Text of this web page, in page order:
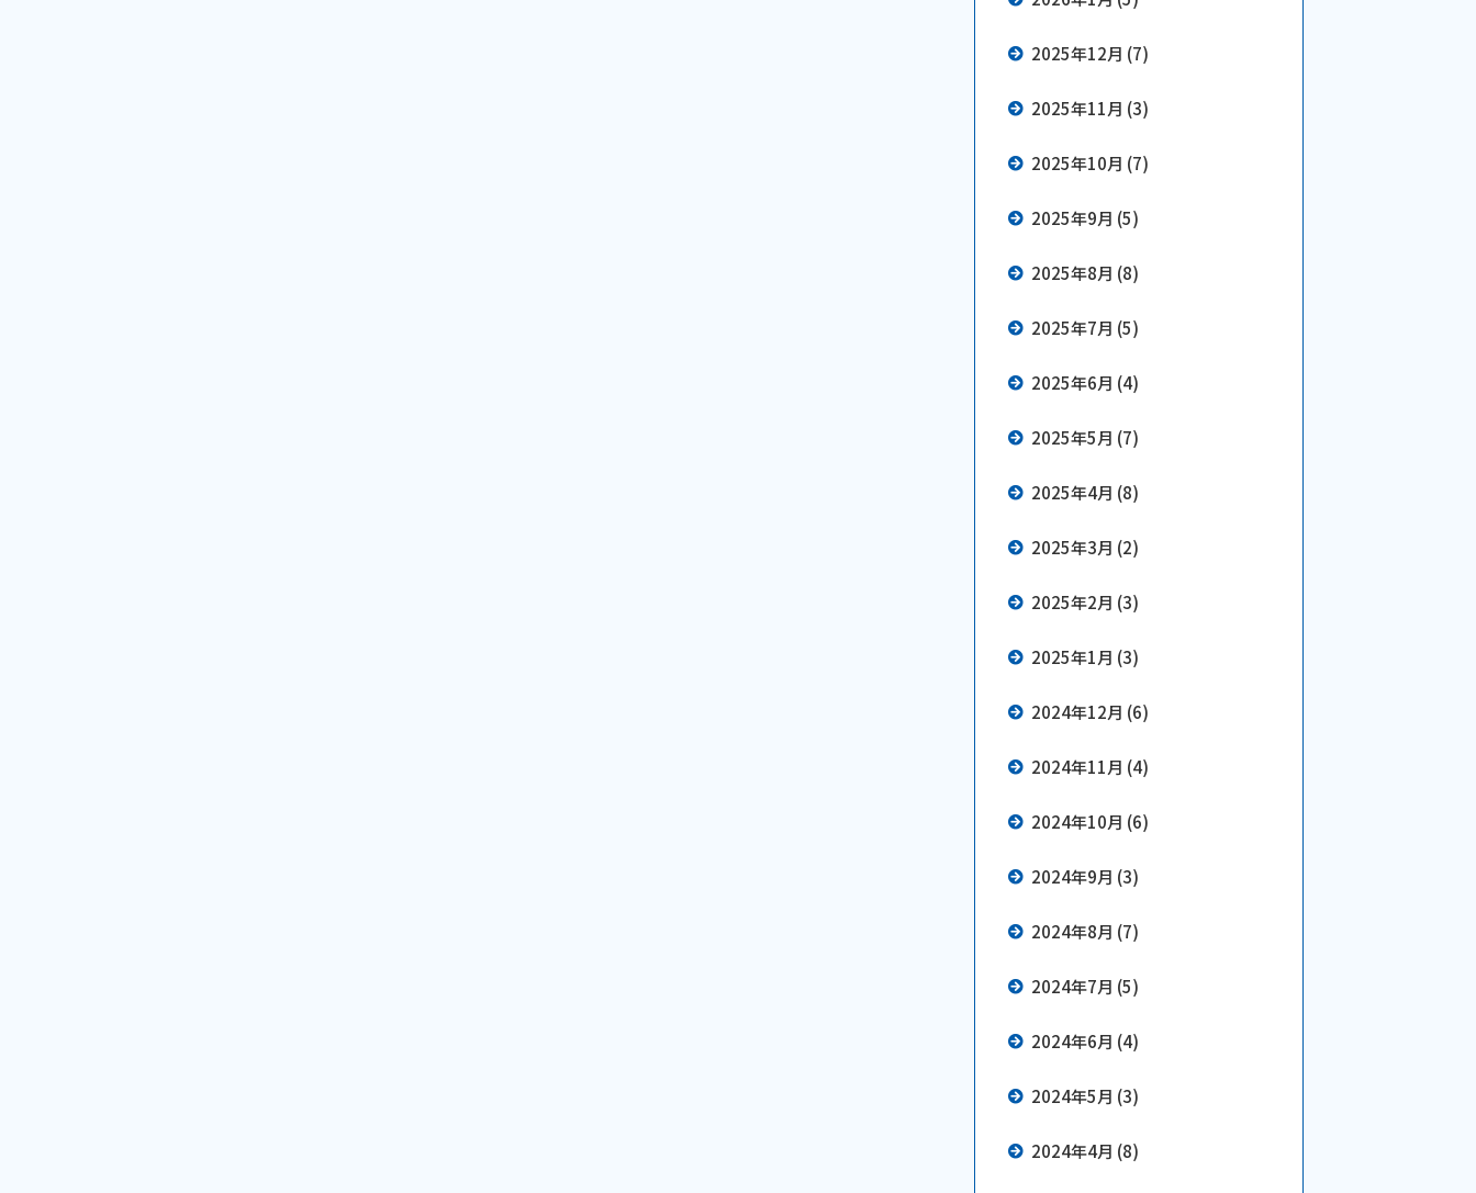
2025年12月 (7)
2025年11月 (3)
2025年10月 (7)
2025年9月 (5)
2025年8月 (8)
2025年7月 (5)
2025年6月 (4)
2025年5月 (7)
2025年4月 (8)
2025年3月 (2)
2025年2月 (3)
2025年1月 (3)
2024年12月 (6)
2024年11月 (4)
2024年10月 (6)
2024年9月 (3)
2024年8月 (7)
2024年7月 (5)
2024年6月 (4)
2024年5月 (3)
2024年4月 (8)